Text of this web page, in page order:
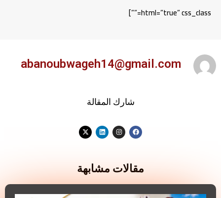
html=”true” css_class=””]
abanoubwageh14@gmail.com
شارك المقالة
مقالات مشابهة